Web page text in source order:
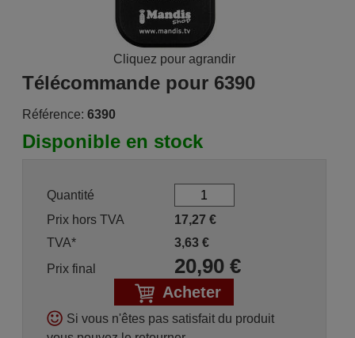
Cliquez pour agrandir
Télécommande pour 6390
Référence: 6390
Disponible en stock
Quantité
Prix hors TVA
17,27 €
TVA*
3,63€
Prix final
20,90€
Acheter
Si vous n'êtes pas satisfait du produit